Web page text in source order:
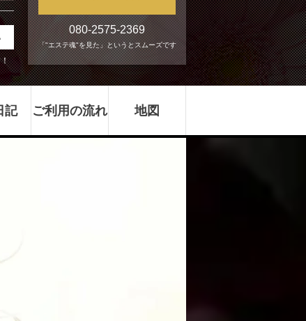
080-2575-2369
「"エステ魂"を見た」というとスムーズです
記 ご利用の流れ 地図